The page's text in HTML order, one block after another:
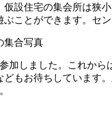
設住宅の集会所は狭
ことができます。セ
集合写真
加しました。これか
もお待ちしています